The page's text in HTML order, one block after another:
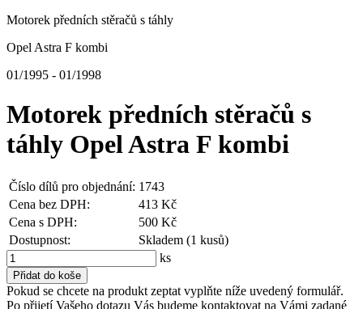
Motorek předních stěračů s táhly
Opel Astra F kombi
01/1995 - 01/1998
Motorek předních stěračů s
táhly Opel Astra F kombi
Číslo dílů pro objednání: 1743
Cena bez DPH:
413 Kč
Cena s DPH:
500 Kč
Dostupnost:
Skladem (1 kusů)
ks
Pokud se chcete na produkt zeptat vyplňte níže uvedený formulář.
Po přijetí Vašeho dotazu Vás budeme kontaktovat na Vámi zadané